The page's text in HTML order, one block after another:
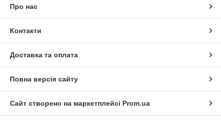
Про нас
Контакти
Доставка та оплата
Повна версія сайту
Сайт створено на маркетплейсі Prom.ua